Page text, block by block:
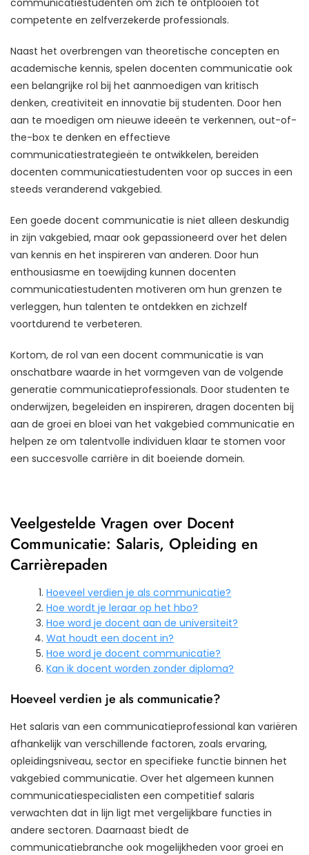
competente en zelfverzekerde professionals.
Naast het overbrengen van theoretische concepten en
academische kennis, spelen docenten communicatie ook
een belangrijke rol bij het aanmoedigen van kritisch
denken, creativiteit en innovatie bij studenten. Door hen
aan te moedigen om nieuwe ideeën te verkennen, out-of-
the-box te denken en effectieve
communicatiestrategieën te ontwikkelen, bereiden
docenten communicatiestudenten voor op succes in een
steeds veranderend vakgebied.
Een goede docent communicatie is niet alleen deskundig
in zijn vakgebied, maar ook gepassioneerd over het delen
van kennis en het inspireren van anderen. Door hun
enthousiasme en toewijding kunnen docenten
communicatiestudenten motiveren om hun grenzen te
verleggen, hun talenten te ontdekken en zichzelf
voortdurend te verbeteren.
Kortom, de rol van een docent communicatie is van
onschatbare waarde in het vormgeven van de volgende
generatie communicatieprofessionals. Door studenten te
onderwijzen, begeleiden en inspireren, dragen docenten bij
aan de groei en bloei van het vakgebied communicatie en
helpen ze om talentvolle individuen klaar te stomen voor
een succesvolle carrière in dit boeiende domein.
Veelgestelde Vragen over Docent
Communicatie: Salaris, Opleiding en
Carrièrepaden
Hoeveel verdien je als communicatie?
Hoe wordt je leraar op het hbo?
Hoe word je docent aan de universiteit?
Wat houdt een docent in?
Hoe word je docent communicatie?
Kan ik docent worden zonder diploma?
Hoeveel verdien je als communicatie?
Het salaris van een communicatieprofessional kan variëren
afhankelijk van verschillende factoren, zoals ervaring,
opleidingsniveau, sector en specifieke functie binnen het
vakgebied communicatie. Over het algemeen kunnen
communicatiespecialisten een competitief salaris
verwachten dat in lijn ligt met vergelijkbare functies in
andere sectoren. Daarnaast biedt de
communicatiebranche ook mogelijkheden voor groei en